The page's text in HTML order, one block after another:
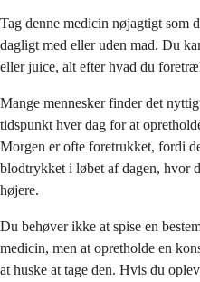
Tag denne medicin nøjagtigt som
dagligt med eller uden mad. Du
eller juice, alt efter hvad du
Mange mennesker finder det
tidspunkt hver dag for at
Morgen er ofte foretrukket, fordi
blodtrykket i løbet af dagen, hvor
højere.
Du behøver ikke at spise en
medicin, men at opretholde en
at huske at tage den. Hvis du